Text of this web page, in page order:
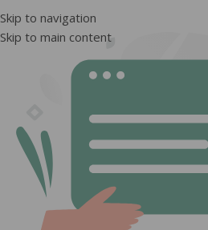
Skip to navigation
Skip to main content